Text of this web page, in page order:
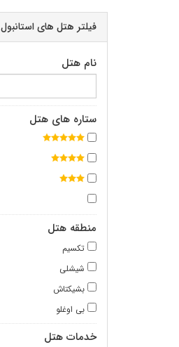
فیلتر هتل های استانبول
نام هتل
ستاره های هتل
منطقه هتل
تکسیم
شیشلی
بشیکتاش
بی اوغلو
خدمات هتل